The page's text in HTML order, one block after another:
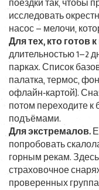
поездки так, чтобы
исследовать
насос – мелочи,
Для тех, кто готов
длительностью 1–2
парках. Список
палатка, термос,
офлайн‑картой).
потом переходите
подъёмами.
Для экстремалов.
попробовать
горным рекам.
страховочное
проверенных